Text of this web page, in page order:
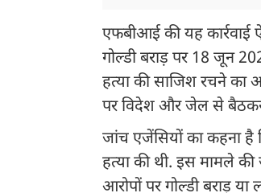
एफबीआई की यह
गोल्डी बराड़ पर 18 जून
हत्या की साजिश रचने का
पर विदेश और जेल से बैठकर
जांच एजेंसियों का कहना है
हत्या की थी. इस मामले की
आरोपों पर गोल्डी बराड़